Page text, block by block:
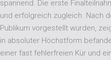
spannend. Die erste
und erfolgreich zugleich. Nach
Publikum vorgestellt wurden,
in absoluter Höchstform
einer fast fehlerfreien Kür und